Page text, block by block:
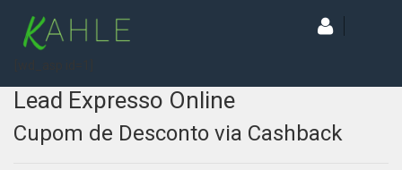
Lead Expresso Online
Cupom de Desconto via Cashback